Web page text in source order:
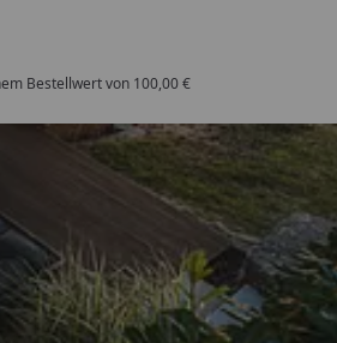
Bestellwert von 100,00 €
Shops
4,81/ 5